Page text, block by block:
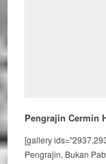
Pengrajin Cermin
[gallery
Pengrajin, Bukan